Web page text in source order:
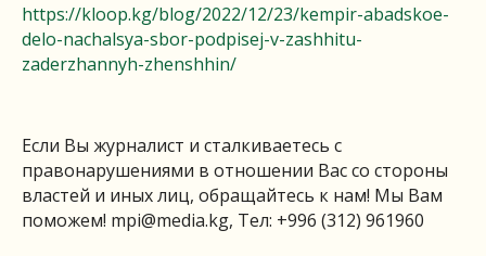
https://kloop.kg/blog/2022/12/23/kempir-abadskoe-
delo-nachalsya-sbor-podpisej-v-zashhitu-
zaderzhannyh-zhenshhin/
Если Вы журналист и сталкиваетесь с
правонарушениями в отношении Вас со стороны
властей и иных лиц, обращайтесь к нам! Мы Вам
поможем! mpi@media.kg, Тел: +996 (312) 961960